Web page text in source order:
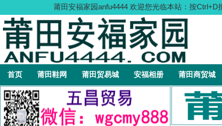
莆田安福家园anfu4444 欢迎您光临本站：按
首页 莆田鞋网 莆田贸易城 安福相册 莆田商贸城